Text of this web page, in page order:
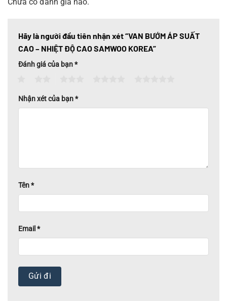
bằng tay, thiết kế dạng mỏ vịt. Tay gạt mỏ vịt điều khiển
trượt đĩa, giảm thiểu sai số trong quá trình vận hành hệ
thống.
Đĩa định vị 10 vị trí: Đĩa định vị trí thiết kế là một đĩa mỏng
bằng các bu lông.
Giá nối tiêu chuẩn ISO 5211: Giá nối được thiết kế theo tiêu
Hãy là người đầu tiên nhận xét “VAN BƯỚM ÁP SUẤT
CAO – NHIỆT ĐỘ CAO SAMWOO KOREA”
Đánh giá của bạn*
Nhận xét của bạn*
Tên*
Email *